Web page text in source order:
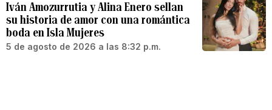
Iván Amozurrutia y Alina Enero sellan
su historia de amor con una romántica
boda en Isla Mujeres
5 de agosto de 2026 a las 8:32 p.m.